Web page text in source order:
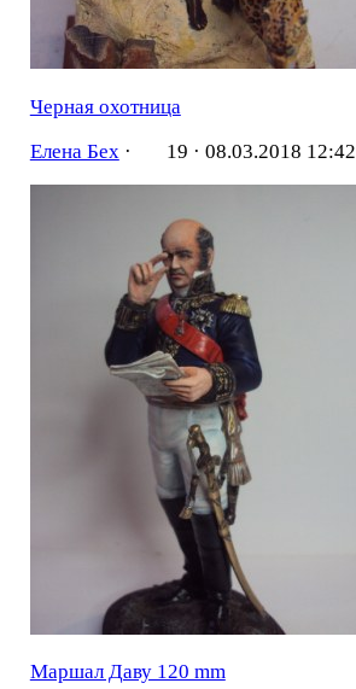
Черная охотница
Елена Бех · 19 · 08.03.2018 12:42
Маршал Даву 120 mm